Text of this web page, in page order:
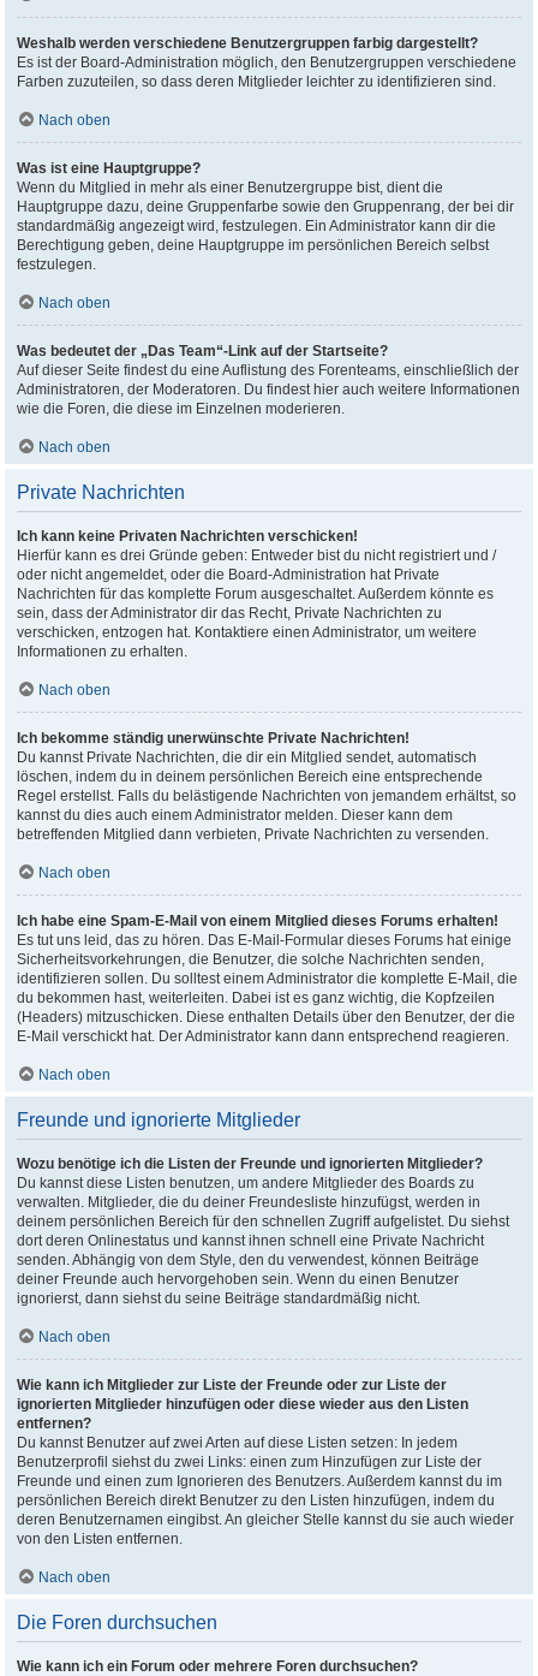
Weshalb werden verschiedene Benutzergruppen farbig dargestellt?
Es ist der Board-Administration möglich, den Benutzergruppen verschiedene
Farben zuzuteilen, so dass deren Mitglieder leichter zu identifizieren sind.
Nach oben
Was ist eine Hauptgruppe?
Wenn du Mitglied in mehr als einer Benutzergruppe bist, dient die
Hauptgruppe dazu, deine Gruppenfarbe sowie den Gruppenrang, der bei dir
standardmäßig angezeigt wird, festzulegen. Ein Administrator kann dir die
Berechtigung geben, deine Hauptgruppe im persönlichen Bereich selbst
festzulegen.
Nach oben
Was bedeutet der „Das Team“-Link auf der Startseite?
Auf dieser Seite findest du eine Auflistung des Forenteams, einschließlich der
Administratoren, der Moderatoren. Du findest hier auch weitere Informationen
wie die Foren, die diese im Einzelnen moderieren.
Nach oben
Private Nachrichten
Ich kann keine Privaten Nachrichten verschicken!
Hierfür kann es drei Gründe geben: Entweder bist du nicht registriert und /
oder nicht angemeldet, oder die Board-Administration hat Private
Nachrichten für das komplette Forum ausgeschaltet. Außerdem könnte es
sein, dass der Administrator dir das Recht, Private Nachrichten zu
verschicken, entzogen hat. Kontaktiere einen Administrator, um weitere
Informationen zu erhalten.
Nach oben
Ich bekomme ständig unerwünschte Private Nachrichten!
Du kannst Private Nachrichten, die dir ein Mitglied sendet, automatisch
löschen, indem du in deinem persönlichen Bereich eine entsprechende
Regel erstellst. Falls du belästigende Nachrichten von jemandem erhältst, so
kannst du dies auch einem Administrator melden. Dieser kann dem
betreffenden Mitglied dann verbieten, Private Nachrichten zu versenden.
Nach oben
Ich habe eine Spam-E-Mail von einem Mitglied dieses Forums erhalten!
Es tut uns leid, das zu hören. Das E-Mail-Formular dieses Forums hat einige
Sicherheitsvorkehrungen, die Benutzer, die solche Nachrichten senden,
identifizieren sollen. Du solltest einem Administrator die komplette E-Mail, die
du bekommen hast, weiterleiten. Dabei ist es ganz wichtig, die Kopfzeilen
(Headers) mitzuschicken. Diese enthalten Details über den Benutzer, der die
E-Mail verschickt hat. Der Administrator kann dann entsprechend reagieren.
Nach oben
Freunde und ignorierte Mitglieder
Wozu benötige ich die Listen der Freunde und ignorierten Mitglieder?
Du kannst diese Listen benutzen, um andere Mitglieder des Boards zu
verwalten. Mitglieder, die du deiner Freundesliste hinzufügst, werden in
deinem persönlichen Bereich für den schnellen Zugriff aufgelistet. Du siehst
dort deren Onlinestatus und kannst ihnen schnell eine Private Nachricht
senden. Abhängig von dem Style, den du verwendest, können Beiträge
deiner Freunde auch hervorgehoben sein. Wenn du einen Benutzer
ignorierst, dann siehst du seine Beiträge standardmäßig nicht.
Nach oben
Wie kann ich Mitglieder zur Liste der Freunde oder zur Liste der
ignorierten Mitglieder hinzufügen oder diese wieder aus den Listen
entfernen?
Du kannst Benutzer auf zwei Arten auf diese Listen setzen: In jedem
Benutzerprofil siehst du zwei Links: einen zum Hinzufügen zur Liste der
Freunde und einen zum Ignorieren des Benutzers. Außerdem kannst du im
persönlichen Bereich direkt Benutzer zu den Listen hinzufügen, indem du
deren Benutzernamen eingibst. An gleicher Stelle kannst du sie auch wieder
von den Listen entfernen.
Nach oben
Die Foren durchsuchen
Wie kann ich ein Forum oder mehrere Foren durchsuchen?